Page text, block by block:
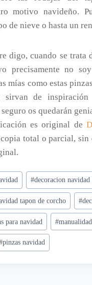
motivo navideño.
de nieve o hasta un
digo, cuando se trata
precisamente no
mías como estas
sirvan de inspiración
os quedarán
es original de
total o parcial, sin
#decoracion navidad
tapon de corcho #
para navidad #
pinzas navidad